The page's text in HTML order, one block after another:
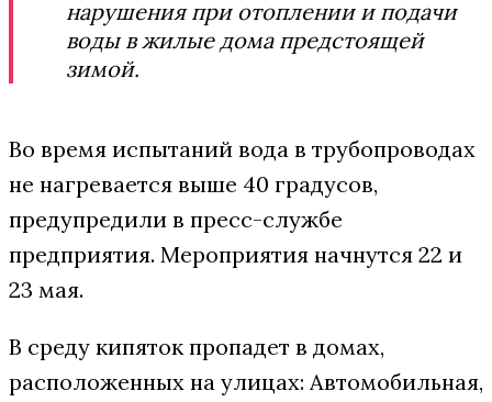
нарушения при отоплении и подачи
воды в жилые дома предстоящей
зимой.
Во время испытаний вода в трубопроводах
не нагревается выше 40 градусов,
предупредили в пресс-службе
предприятия. Мероприятия начнутся 22 и
23 мая.
В среду кипяток пропадет в домах,
расположенных на улицах: Автомобильная,